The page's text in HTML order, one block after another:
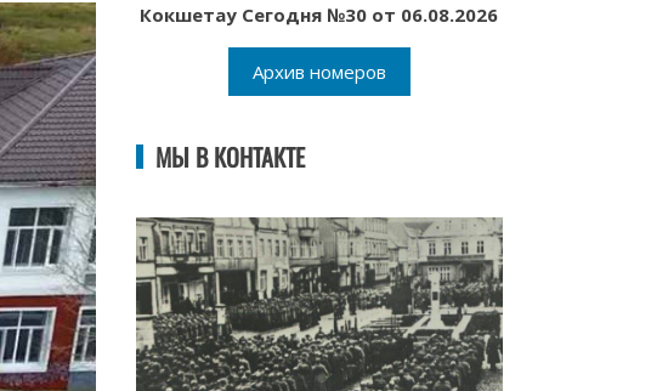
Кокшетау Сегодня №30 от 06.08.2026
Архив номеров
МЫ В КОНТАКТЕ